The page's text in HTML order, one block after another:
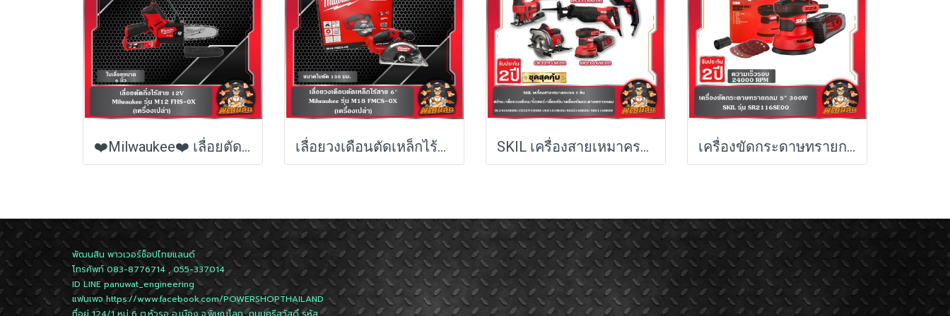
❤️Milwaukee❤️ เลื่อยตัดกิ่งไร้สาย 12V M12 FHS-0X (เครื่องเปล่า) (ของแท้) (ประกันศูนย์ไทย 1 ปี) เลื่อยวงเดือนตัดเหล็กไร้สาย 6 นิ้ว รุ่น M18 FMCS-0X (เครื่องเปล่า) SKIL เครื่องสายเหมาครบจบ 5 ชิ้น สว่าน/เลื่อยวงเดือน/จิ๊กซอว์/เลื่อยชัก/เครื่องขัดกระดาษทรายกลม รหัส DL1406SE00/CR3291SE00/JS3131SE00/RS3316SE00/SR2116SE00 เครื่องขัดกระดาษทรายกลม 5" 300W รุ่น SR2116SE00 SKIL
พัฒนสิน พาวเวอร์ช็อปไทยแลนด์
โทรศัพท์ 083-8776714 , 055-337014
ID LINEpanuwat_engineering
แฟนเพจhttps://www.facebook.com/POWERSHOPTHAILAND